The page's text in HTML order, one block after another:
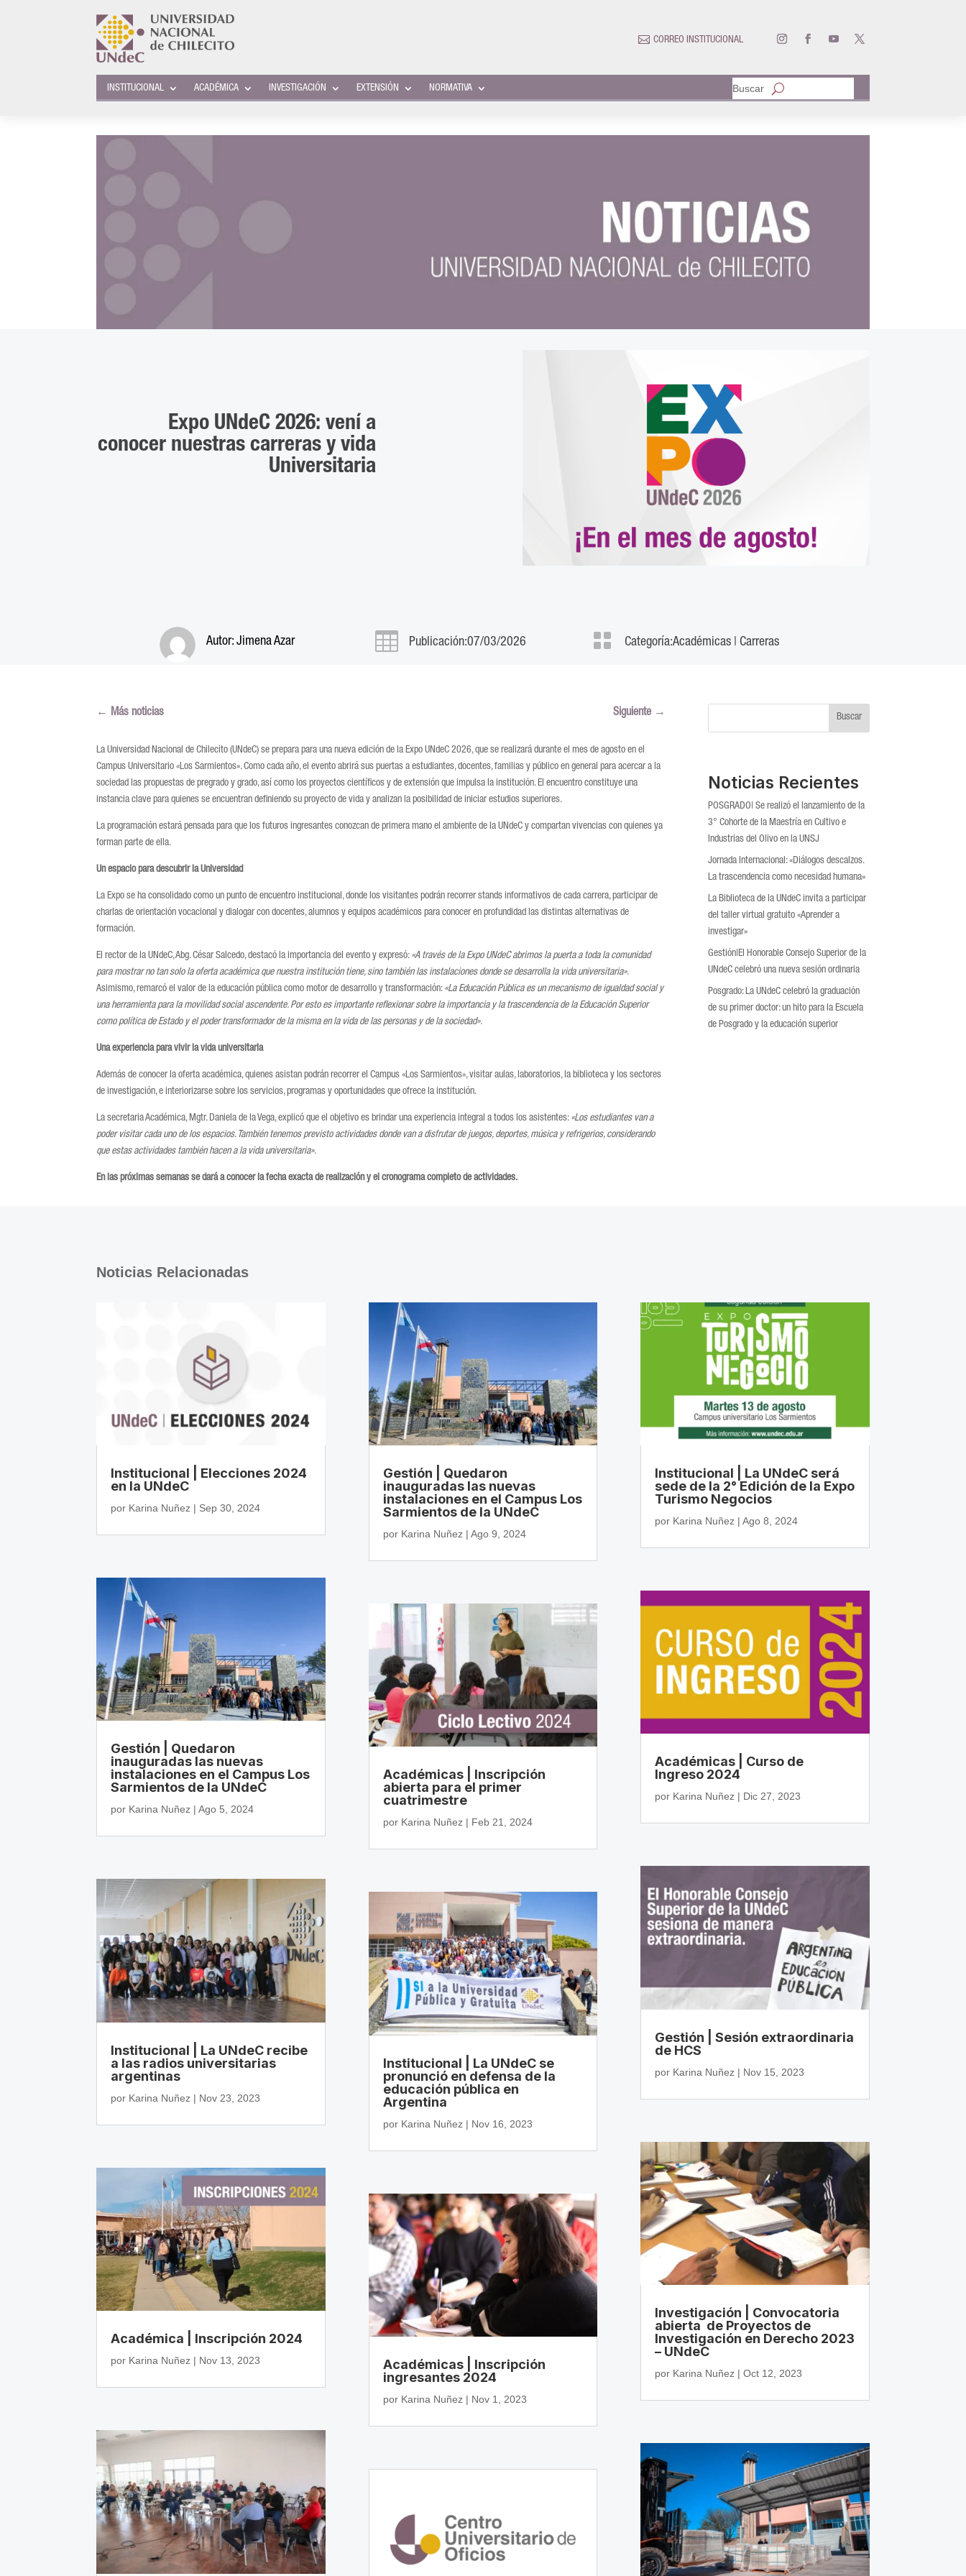
 CORREO INSTITUCIONAL
INSTITUCIONAL ACADÉMICA INVESTIGACIÓN EXTENSIÓN NORMATIVA Buscar
Expo UNdeC 2026: vení a
conocer nuestras carreras y vida
Universitaria
Autor:Jimena Azar  Publicación:07/03/2026  Categoría:Académicas |Carreras
← Más noticias Siguiente →
La Universidad Nacional de Chilecito (UNdeC) se prepara para una nueva edición de la Expo UNdeC 2026, que se realizará durante el mes de agosto en el
Campus Universitario «Los Sarmientos». Como cada año, el evento abrirá sus puertas a estudiantes, docentes, familias y público en general para acercar a la
sociedad las propuestas de pregrado y grado, así como los proyectos científicos y de extensión que impulsa la institución. El encuentro constituye una
instancia clave para quienes se encuentran definiendo su proyecto de vida y analizan la posibilidad de iniciar estudios superiores.
La programación estará pensada para que los futuros ingresantes conozcan de primera mano el ambiente de la UNdeC y compartan vivencias con quienes ya
forman parte de ella.
Un espacio para descubrir la Universidad
La Expo se ha consolidado como un punto de encuentro institucional, donde los visitantes podrán recorrer stands informativos de cada carrera, participar de
charlas de orientación vocacional y dialogar con docentes, alumnos y equipos académicos para conocer en profundidad las distintas alternativas de
formación.
El rector de la UNdeC, Abg. César Salcedo, destacó la importancia del evento y expresó: «A través de la Expo UNdeC abrimos la puerta a toda la comunidad
para mostrar no tan solo la oferta académica que nuestra institución tiene, sino también las instalaciones donde se desarrolla la vida universitaria».
Asimismo, remarcó el valor de la educación pública como motor de desarrollo y transformación: «La Educación Pública es un mecanismo de igualdad social y
una herramienta para la movilidad social ascendente. Por esto es importante reflexionar sobre la importancia y la trascendencia de la Educación Superior
como política de Estado y el poder transformador de la misma en la vida de las personas y de la sociedad».
Una experiencia para vivir la vida universitaria
Además de conocer la oferta académica, quienes asistan podrán recorrer el Campus «Los Sarmientos», visitar aulas, laboratorios, la biblioteca y los sectores
de investigación, e interiorizarse sobre los servicios, programas y oportunidades que ofrece la institución.
La secretaria Académica, Mgtr. Daniela de la Vega, explicó que el objetivo es brindar una experiencia integral a todos los asistentes: «Los estudiantes van a
poder visitar cada uno de los espacios. También tenemos previsto actividades donde van a disfrutar de juegos, deportes, música y refrigerios, considerando
que estas actividades también hacen a la vida universitaria».
En las próximas semanas se dará a conocer la fecha exacta de realización y el cronograma completo de actividades.
Buscar
Noticias Recientes
POSGRADO| Se realizó el lanzamiento de la
3° Cohorte de la Maestría en Cultivo e
Industrias del Olivo en la UNSJ
Jornada Internacional: «Diálogos descalzos.
La trascendencia como necesidad humana»
La Biblioteca de la UNdeC invita a participar
del taller virtual gratuito «Aprender a
investigar»
Gestión|El Honorable Consejo Superior de la
UNdeC celebró una nueva sesión ordinaria
Posgrado: La UNdeC celebró la graduación
de su primer doctor: un hito para la Escuela
de Posgrado y la educación superior
Noticias Relacionadas
Institucional | Elecciones 2024
en la UNdeC
por Karina Nuñez | Sep 30, 2024
Gestión | Quedaron
inauguradas las nuevas
instalaciones en el Campus Los
Sarmientos de la UNdeC
por Karina Nuñez |Ago 5, 2024
Institucional | La UNdeC recibe
a las radios universitarias
argentinas
por Karina Nuñez | Nov 23, 2023
Académica | Inscripción 2024
por Karina Nuñez | Nov 13, 2023
Gestión | Quedaron
inauguradas las nuevas
instalaciones en el Campus Los
Sarmientos de la UNdeC
por Karina Nuñez| Ago 9, 2024
Académicas | Inscripción
abierta para el primer
cuatrimestre
por Karina Nuñez| Feb 21, 2024
Institucional | La UNdeC se
pronunció en defensa de la
educación pública en
Argentina
por Karina Nuñez| Nov 16, 2023
Académicas | Inscripción
ingresantes 2024
por Karina Nuñez| Nov 1, 2023
Institucional | La UNdeC será
sede de la 2° Edición de la Expo
Turismo Negocios
por Karina Nuñez| Ago 8, 2024
Académicas | Curso de
Ingreso 2024
por Karina Nuñez| Dic 27, 2023
Gestión | Sesión extraordinaria
de HCS
por Karina Nuñez| Nov 15, 2023
Investigación | Convocatoria
abierta de Proyectos de
Investigación en Derecho 2023
– UNdeC
por Karina Nuñez| Oct 12, 2023